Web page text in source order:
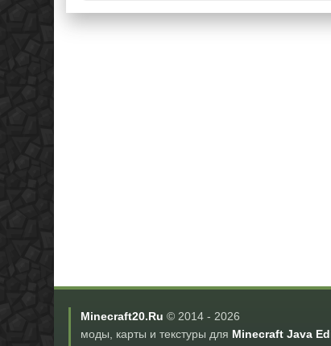
Minecraft20.Ru © 2014 - 2026
моды, карты и текстуры для Minecraft Java